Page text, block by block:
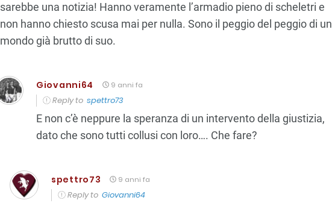
sarebbe una notizia! Hanno veramente l’armadio pieno di scheletri e
non hanno chiesto scusa mai per nulla. Sono il peggio del peggio di un
mondo già brutto di suo.
Giovanni64 9 anni fa
Reply to spettro73
E non c’è neppure la speranza di un intervento della giustizia,
dato che sono tutti collusi con loro…. Che fare?
spettro73 9 anni fa
Reply to Giovanni64